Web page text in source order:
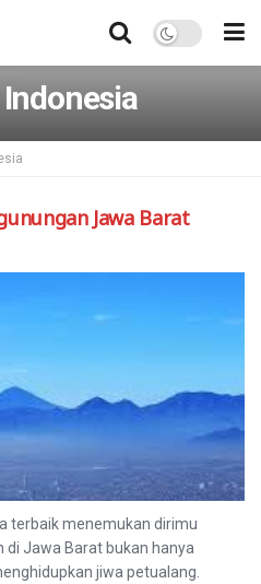
Jawa Barat
terbaik menemukan dirimu
di Jawa Barat bukan hanya
jiwa petualang.